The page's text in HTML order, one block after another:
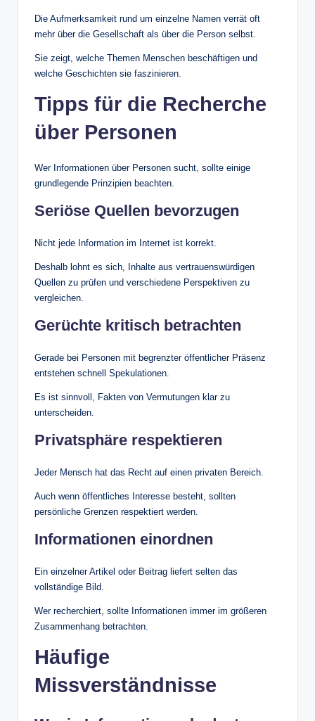
Die Aufmerksamkeit rund um einzelne Namen verrät oft
mehr über die Gesellschaft als über die Person selbst.
Sie zeigt, welche Themen Menschen beschäftigen und
welche Geschichten sie faszinieren.
Tipps für die Recherche
über Personen
Wer Informationen über Personen sucht, sollte einige
grundlegende Prinzipien beachten.
Seriöse Quellen bevorzugen
Nicht jede Information im Internet ist korrekt.
Deshalb lohnt es sich, Inhalte aus vertrauenswürdigen
Quellen zu prüfen und verschiedene Perspektiven zu
vergleichen.
Gerüchte kritisch betrachten
Gerade bei Personen mit begrenzter öffentlicher Präsenz
entstehen schnell Spekulationen.
Es ist sinnvoll, Fakten von Vermutungen klar zu
unterscheiden.
Privatsphäre respektieren
Jeder Mensch hat das Recht auf einen privaten Bereich.
Auch wenn öffentliches Interesse besteht, sollten
persönliche Grenzen respektiert werden.
Informationen einordnen
Ein einzelner Artikel oder Beitrag liefert selten das
vollständige Bild.
Wer recherchiert, sollte Informationen immer im größeren
Zusammenhang betrachten.
Häufige
Missverständnisse